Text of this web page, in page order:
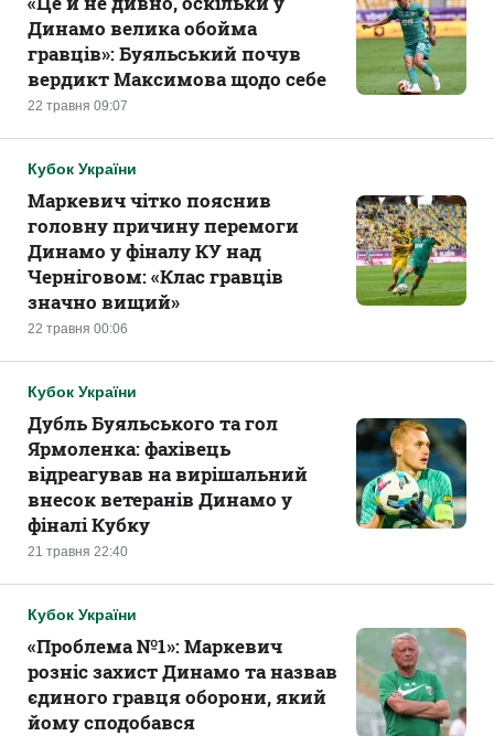
22 травня 09:07
Динамо велика обойма
гравців»: Буяльський почув
вердикт Максимова щодо себе
Кубок України
22 травня 00:06
Маркевич чітко пояснив
головну причину перемоги
Динамо у фіналу КУ над
Черніговом: «Клас гравців
значно вищий»
Кубок України
21 травня 22:40
Дубль Буяльського та гол
Ярмоленка: фахівець
відреагував на вирішальний
внесок ветеранів Динамо у
фіналі Кубку
Кубок України
«Проблема №1»: Маркевич
розніс захист Динамо та назвав
єдиного гравця оборони, який
йому сподобався